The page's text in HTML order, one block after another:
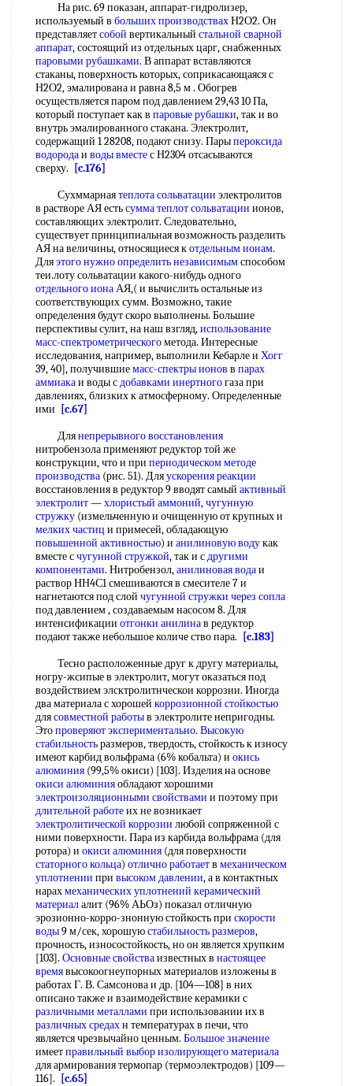
На рис. 69 показан, аппарат-гидролизер,
используемый в больших производствахН2О2. Он
представляетсобой вертикальный стальной сварной
аппарат, состоящий из отдельных царг, снабженных
паровыми рубашками. В аппарат вставляются
стаканы, поверхность которых, соприкасающаяся с
Н2О2, эмалирована и равна 8,5 м . Обогрев
осуществляется паром под давлением 29,43 10 Па,
который поступает как в паровые рубашки, так и во
внутрь эмалированного стакана. Электролит,
содержащий 1 28208, подают снизу. Парыпероксида
водородаи воды вместес Н2304 отсасываются
сверху.
[c.176]
Сухммарнаятеплота сольватации электролитов
в растворе АЯ естьсумма теплот сольватации ионов,
составляющих электролит. Следовательно,
существует принципиальная возможность разделить
АЯ на величины, относящиеся котдельным ионам.
Дляэтого нужноопределить независимымспособом
теи.лоту сольватации какого-нибудь одного
отдельного ионаАЯ,( и вычислить остальные из
соответствующих сумм. Возможно, такие
определения будут скоро выполнены. Большие
перспективы сулит, на наш взгляд,использование
масс-спектрометрическогометода. Интересные
исследования, например, выполнили Кебарле и Хогг
39, 40], получившиемасс-спектры ионов в парах
аммиакаи воды сдобавками инертногогаза при
давлениях, близких к атмосферному. Определенные
ими
[c.67]
Длянепрерывного восстановления
нитробензола применяют редуктор той же
конструкции, что и при периодическом методе
производства (рис. 51). Дляускорения реакции
восстановления в редуктор 9 вводят самый активный
электролит—хлористый аммоний,чугунную
стружку (измельченную и очищенную от крупных и
мелких частиц и примесей, обладающую
повышенной активностью) и анилиновую водукак
вместе счугунной стружкой, так и сдругими
компонентами. Нитробензол,анилиновая водаи
раствор НН4С1 смешиваются в смесителе 7 и
нагнетаются под слой чугунной стружки через сопла
под давлением , создаваемым насосом 8. Для
интенсификации отгонки анилинав редуктор
подают также небольшое количе ство пара.
[c.183]
Тесно расположенные друг к другу материалы,
ногру-жсипые в электролит, могут оказаться под
воздействием элсктролитнческои коррозии. Иногда
два материала с хорошей коррозионной стойкостью
длясовместной работыв электролите непригодны.
Этопроверяют экспериментально. Высокую
стабильностьразмеров, твердость, стойкость к износу
имеют карбид вольфрама (6% кобальта) и окись
алюминия (99,5% окиси) [103]. Изделия на основе
окиси алюминияобладают хорошими
электроизоляционными свойствами и поэтому при
длительной работеих не возникает
электролитической коррозии любой сопряженной с
ними поверхности. Пара из карбида вольфрама (для
ротора) и окиси алюминия (для поверхности
статорного кольца) отлично работаетв механическом
уплотнении при высоком давлении, а в контактных
нарахмеханических уплотнений керамический
материалалит (96% АЬОз) показал отличную
эрозионно-корро-знонную стойкость при скорости
воды9 м/сек, хорошуюстабильность размеров,
прочность, износостойкость, но он является хрупким
[103]. Основные свойстваизвестных в настоящее
времявысокоогнеупорных материалов изложены в
работах Г. В. Самсонова и др. [104—108] в них
описано также и взаимодействие керамики с
различными металлами при использовании их в
различных средахн температурах в печи, что
является чрезвычайно ценным. Большое значение
имеетправильный выборизолирующего материала
для армирования термопар (термоэлектродов) [109—
116].
[c.65]